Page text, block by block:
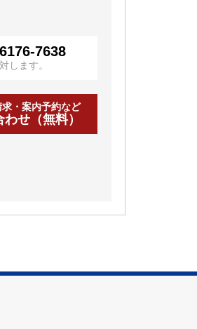
7638
します。
・案内予約など
せ（無料）